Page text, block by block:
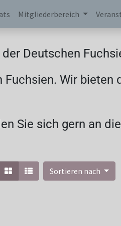
Mitgliederbereich
Deutschen
Wir bieten
Sie sich gern an die
Sortieren nach